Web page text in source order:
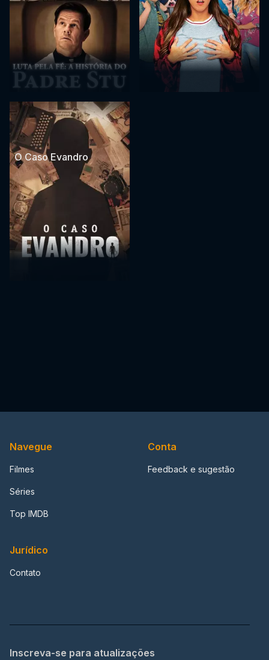
O Caso Evandro
Navegue
Filmes
Séries
Top IMDB
Conta
Feedback e sugestão
Jurídico
Contato
Inscreva-se para atualizações